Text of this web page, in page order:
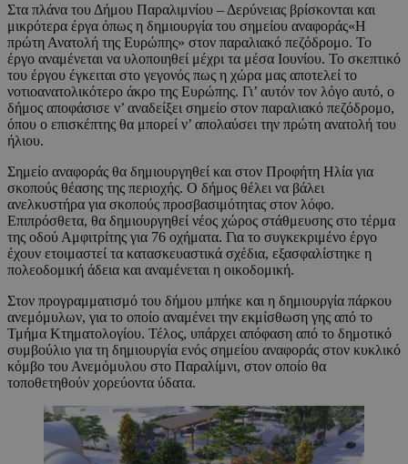
Στα πλάνα του Δήμου Παραλιμνίου – Δερύνειας βρίσκονται και
μικρότερα έργα όπως η δημιουργία του σημείου αναφοράς«Η
πρώτη Ανατολή της Ευρώπης» στον παραλιακό πεζόδρομο. Το
έργο αναμένεται να υλοποιηθεί μέχρι τα μέσα Ιουνίου. Το σκεπτικό
του έργου έγκειται στο γεγονός πως η χώρα μας αποτελεί το
νοτιοανατολικότερο άκρο της Ευρώπης. Γι’ αυτόν τον λόγο αυτό, ο
δήμος αποφάσισε ν’ αναδείξει σημείο στον παραλιακό πεζόδρομο,
όπου ο επισκέπτης θα μπορεί ν’ απολαύσει την πρώτη ανατολή του
ήλιου.
Σημείο αναφοράς θα δημιουργηθεί και στον Προφήτη Ηλία για
σκοπούς θέασης της περιοχής. Ο δήμος θέλει να βάλει
ανελκυστήρα για σκοπούς προσβασιμότητας στον λόφο.
Επιπρόσθετα, θα δημιουργηθεί νέος χώρος στάθμευσης στο τέρμα
της οδού Αμφιτρίτης για 76 οχήματα. Για το συγκεκριμένο έργο
έχουν ετοιμαστεί τα κατασκευαστικά σχέδια, εξασφαλίστηκε η
πολεοδομική άδεια και αναμένεται η οικοδομική.
Στον προγραμματισμό του δήμου μπήκε και η δημιουργία πάρκου
ανεμόμυλων, για το οποίο αναμένει την εκμίσθωση γης από το
Τμήμα Κτηματολογίου. Τέλος, υπάρχει απόφαση από το δημοτικό
συμβούλιο για τη δημιουργία ενός σημείου αναφοράς στον κυκλικό
κόμβο του Ανεμόμυλου στο Παραλίμνι, στον οποίο θα
τοποθετηθούν χορεύοντα ύδατα.